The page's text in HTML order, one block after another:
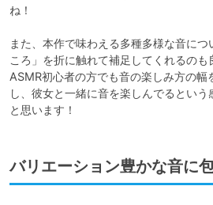
ね！
また、本作で味わえる多種多様な音に
ころ」を折に触れて補足してくれるのも
ASMR初心者の方でも音の楽しみ方の幅
し、彼女と一緒に音を楽しんでるとい
と思います！
バリエーション豊かな音に